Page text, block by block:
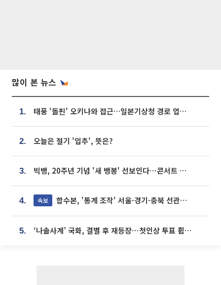
많이 본 뉴스
1. 태풍 '돌핀' 오키나와 접근…일본기상청 경로 업데이트
2. 오늘은 절기 '입추', 뜻은?
3. 빅뱅, 20주년 기념 '새 뱅봉' 선보인다⋯콘서트 앞두고 팝업 개최
4. 속보 합수본, '통계 조작' 서울·경기·충북 선관위 등 추가 압수수색
5. ‘나솔사계’ 국화, 결별 후 재등장⋯첫인상 투표 휩쓸고 ‘인기녀’ 등극